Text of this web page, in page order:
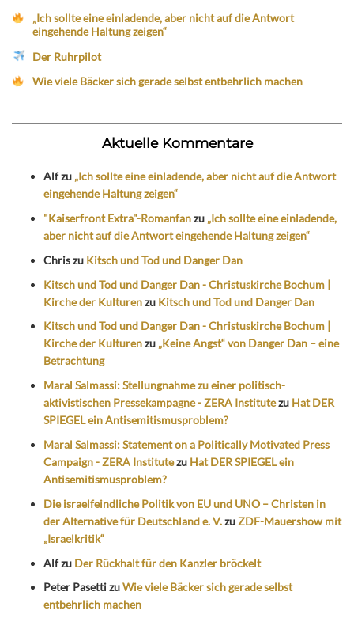
„Ich sollte eine einladende, aber nicht auf die Antwort
eingehende Haltung zeigen“
Der Ruhrpilot
Wie viele Bäcker sich gerade selbst entbehrlich machen
Aktuelle Kommentare
Alfzu „Ich sollte eine einladende, aber nicht auf die Antwort
eingehende Haltung zeigen“
"Kaiserfront Extra"-Romanfanzu „Ich sollte eine einladende,
aber nicht auf die Antwort eingehende Haltung zeigen“
Chriszu Kitsch und Tod und Danger Dan
Kitsch und Tod und Danger Dan - Christuskirche Bochum |
Kirche der Kulturenzu Kitsch und Tod und Danger Dan
Kitsch und Tod und Danger Dan - Christuskirche Bochum |
Kirche der Kulturenzu „Keine Angst“ von Danger Dan – eine
Betrachtung
Maral Salmassi: Stellungnahme zu einer politisch-
aktivistischen Pressekampagne - ZERA Institutezu Hat DER
SPIEGEL ein Antisemitismusproblem?
Maral Salmassi: Statement on a Politically Motivated Press
Campaign - ZERA Institutezu Hat DER SPIEGEL ein
Antisemitismusproblem?
Die israelfeindliche Politik von EU und UNO – Christen in
der Alternative für Deutschland e. V.zuZDF-Mauershow mit
„Israelkritik“
Alfzu Der Rückhalt für den Kanzler bröckelt
Peter PasettizuWie viele Bäcker sich gerade selbst
entbehrlich machen